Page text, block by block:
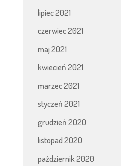
lipiec 2021
czerwiec 2021
maj 2021
kwiecień 2021
marzec 2021
styczeń 2021
grudzień 2020
listopad 2020
październik 2020